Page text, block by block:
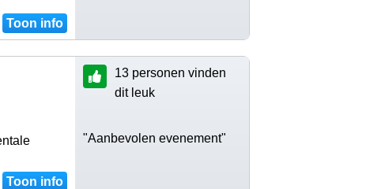
Toon info
Toon info
13 personen vinden
dit leuk
"Aanbevolen evenement"